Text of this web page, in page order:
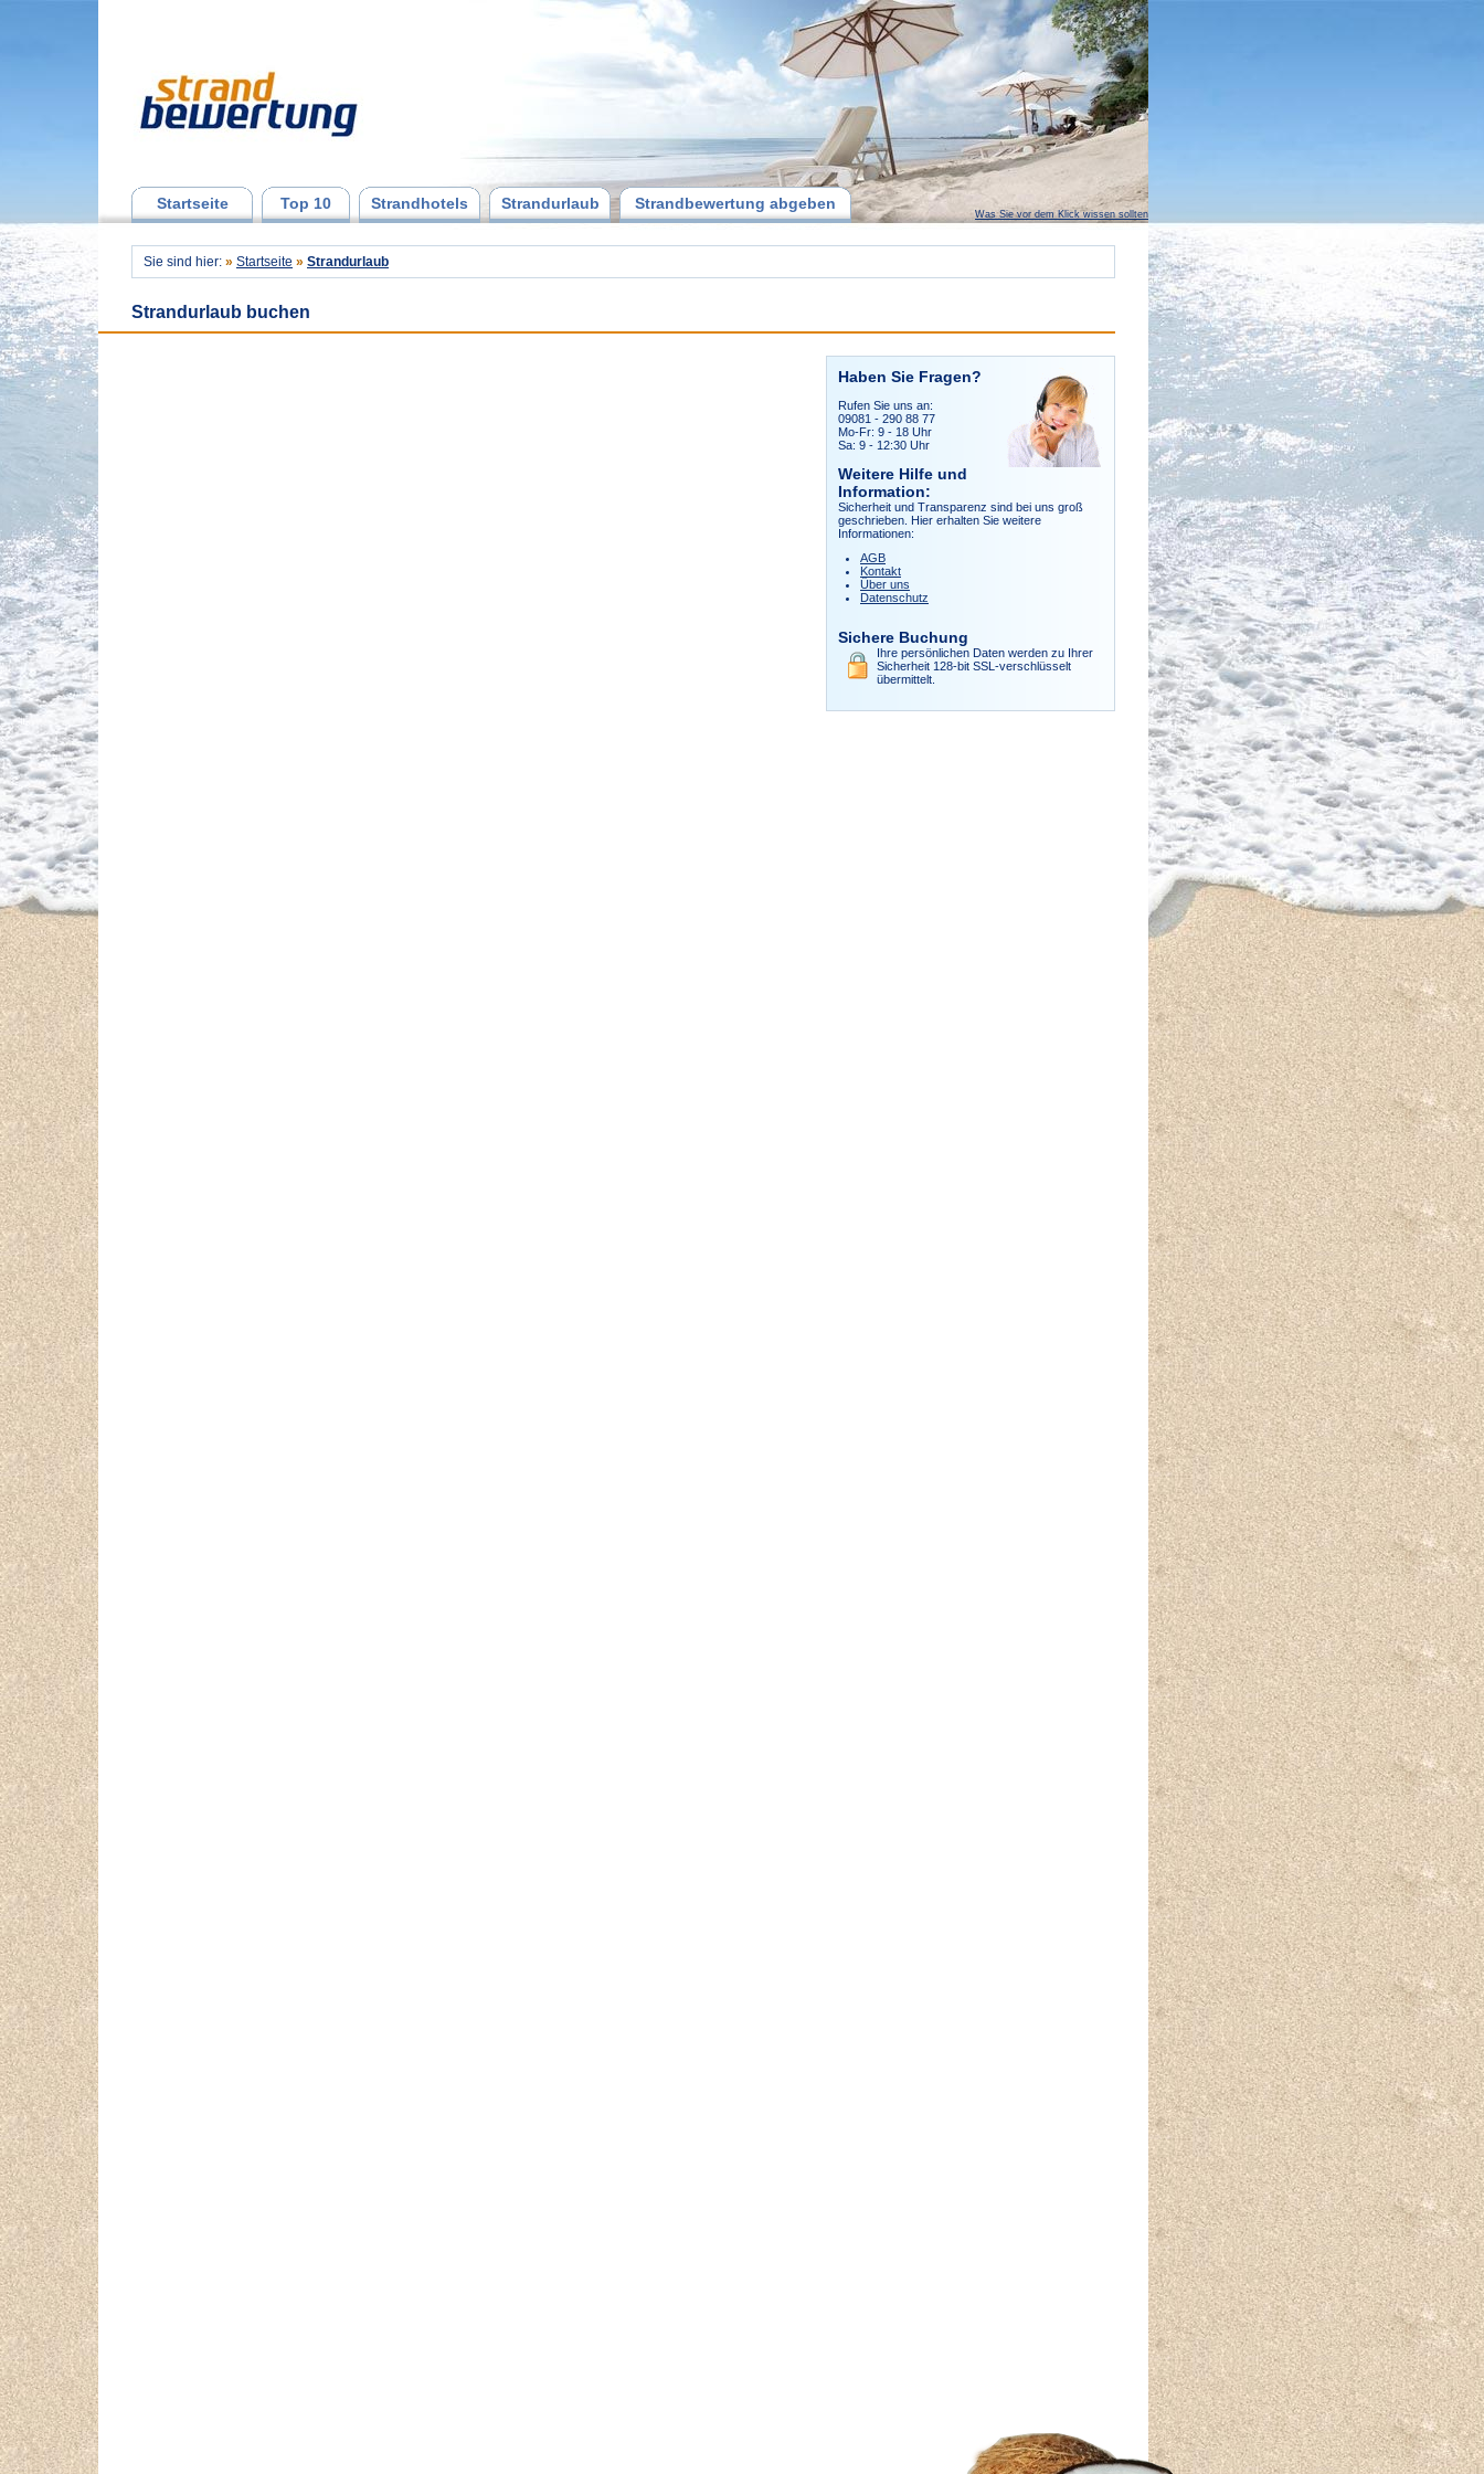
Startseite Top 10 Strandhotels Strandurlaub Strandbewertung abgeben
Was Sie vor dem Klick wissen sollten
Sie sind hier: » Startseite » Strandurlaub
Strandurlaub buchen
Haben Sie Fragen?
Rufen Sie uns an:
09081 - 290 88 77
Mo-Fr: 9 - 18 Uhr
Sa: 9 - 12:30 Uhr
Weitere Hilfe und
Information:
Sicherheit und Transparenz sind bei uns groß
geschrieben. Hier erhalten Sie weitere
Informationen:
AGB
Kontakt
Über uns
Datenschutz
Sichere Buchung
Ihre persönlichen Daten werden zu Ihrer
Sicherheit 128-bit SSL-verschlüsselt
übermittelt.